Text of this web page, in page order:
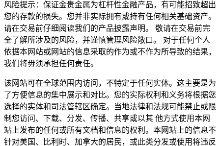
风险提示：保证金贵金属为杠杆性金融产品，有可能招致超出
您的存款的损失。您并非实际拥有或持有任何相关基础资产。
请在交易前仔细阅读我们的产品披露声明。 敬请在交易前完
全了解所涉及的风险，并谨慎管理风险敞口。 对于任何个人
依据本网站或网站的信息采取的作为或不作为所导致的结果，
我们将毋须承担任何责任。
该网站可在全球范围内访问，不特定于任何实体。这主要是为
了方便信息的集中展示和对比。您的实际权利和义务将根据您
选择的实体和司法管辖区确定。当地法律和法规可能禁止或限
制您访问、下载、分发、传播、共享或以其 他方式使用本网
站上发布的任何或所有文档和信息的权利。本网站上的信息不
针对美国、比利时、加拿大的居民，或此类分发或使用将违反